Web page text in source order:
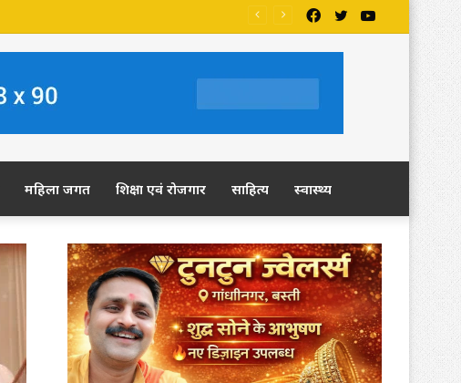
YouTube
Twitter
Facebook
महिला जगत शिक्षा एवं रोजगार साहित्य स्वास्थ्य